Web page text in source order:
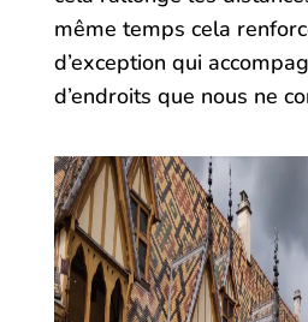
même temps cela
d’exception qui
d’endroits que nous ne